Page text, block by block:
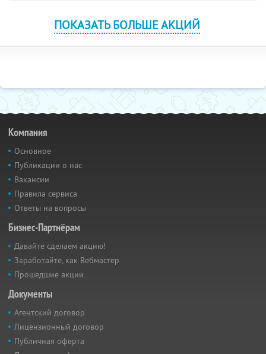
ПОКАЗАТЬ БОЛЬШЕ АКЦИЙ
Компания
Основное
Публикации о нас
Вакансии
Правила сервиса
Ответы на вопросы
Бизнес-Партнёрам
Давайте сделаем акцию!
Заработайте, как Вебмастер
Прошедшие акции
Документы
Агентский договор
Лицензионный договор
Публичная оферта